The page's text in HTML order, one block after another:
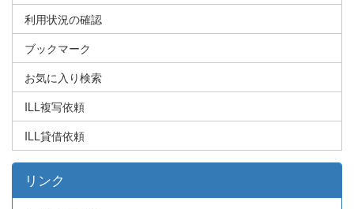
利用状況の確認
ブックマーク
お気に入り検索
ILL複写依頼
ILL貸借依頼
リンク